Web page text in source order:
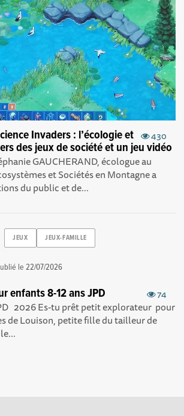
430
Invaders : l’écologie et
des jeux de société et un jeu vidéo
GAUCHERAND, écologue au
et Sociétés en Montagne a
du public et de...
JEUX JEUX-FAMILLE
le22/07/2026
74
enfants 8-12 ans JPD
2026 Es-tu prêt petit explorateur pour
de Louison, petite fille du tailleur de